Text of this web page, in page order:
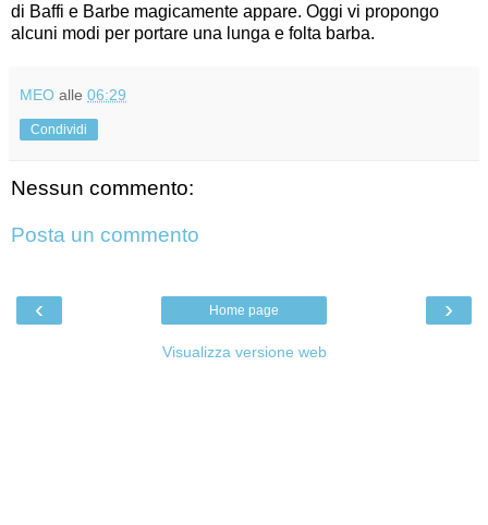
di Baffi e Barbe magicamente appare. Oggi vi propongo
alcuni modi per portare una lunga e folta barba.
MEO alle 06:29
Condividi
Nessun commento:
Posta un commento
‹ ›
Home page
Visualizza versione web